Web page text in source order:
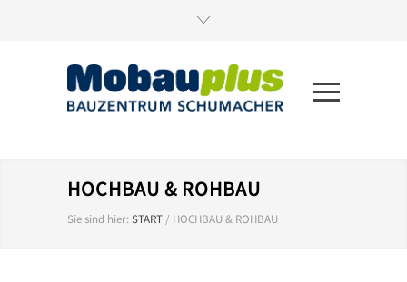
HOCHBAU & ROHBAU
Sie sind hier:START / HOCHBAU & ROHBAU